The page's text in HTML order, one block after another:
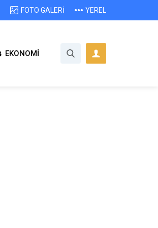
FOTO GALERİ YEREL
EKONOMİ